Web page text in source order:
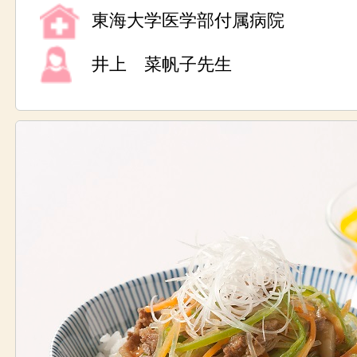
東海大学医学部付属病院
井上 菜帆子先生